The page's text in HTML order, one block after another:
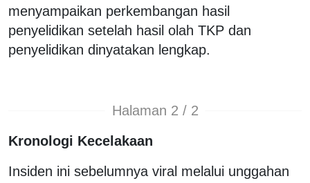
menyampaikan perkembangan hasil
penyelidikan setelah hasil olah TKP dan
penyelidikan dinyatakan lengkap.
Halaman 2 / 2
Kronologi Kecelakaan
Insiden ini sebelumnya viral melalui unggahan